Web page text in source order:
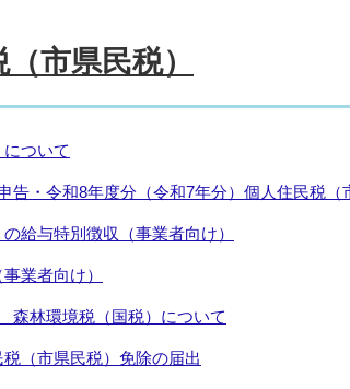
市県民税）
ついて
告・令和8年度分（令和7年分）個人住民税（
給与特別徴収（事業者向け）
業者向け）
森林環境税（国税）について
（市県民税）免除の届出